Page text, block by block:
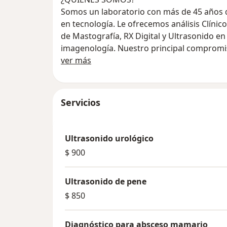
Somos un laboratorio con más de 45
en tecnología. Le ofrecemos análisis
de Mastografía, RX Digital y Ultrasonido
imagenología. Nuestro principal
expectativas del cliente en tiempo, calidad
Actualmente hemos incluido los nuevos
Magnética, siempre con el compromiso de
Dentro de nuestros servicios también
Empresas, estudios específicos para
Check Up Empresarial.
POLÍTICA DE CALIDAD
implementación y mantenimiento de su
ver más
Servicios
Ultrasonido urológico
$ 900
Ultrasonido de pene
$ 850
Diagnóstico para absceso mamario